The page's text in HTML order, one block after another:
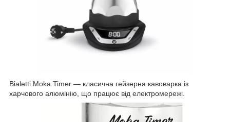
Bialetti Moka Timer — класична гейзерна кавоварка із
харчового алюмінію, що працює від електромережі.